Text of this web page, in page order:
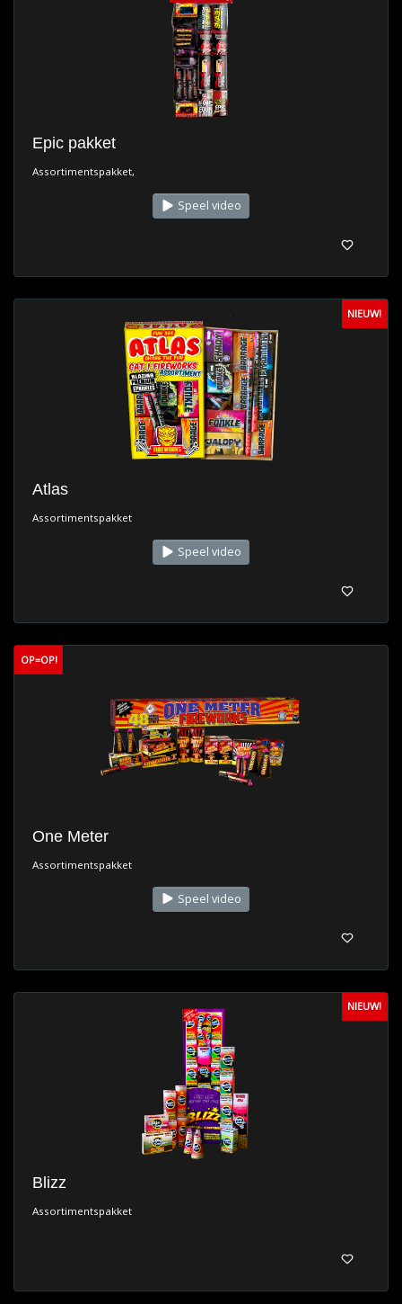
Epic pakket
Assortimentspakket,
Speel video
NIEUW!
Atlas
Assortimentspakket
Speel video
OP=OP!
One Meter
Assortimentspakket
Speel video
NIEUW!
Blizz
Assortimentspakket